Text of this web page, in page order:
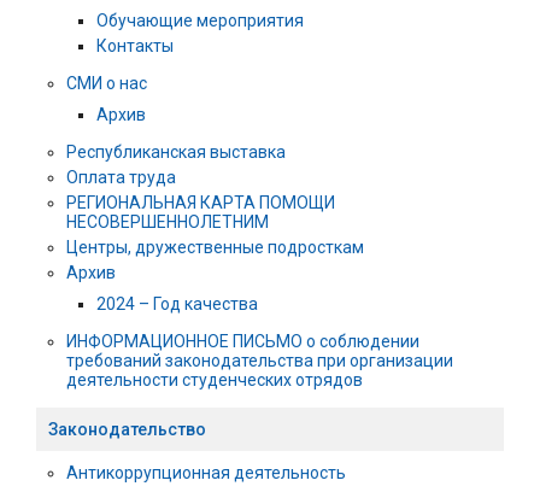
Обучающие мероприятия
Контакты
СМИ о нас
Архив
Республиканская выставка
Оплата труда
РЕГИОНАЛЬНАЯ КАРТА ПОМОЩИ
НЕСОВЕРШЕННОЛЕТНИМ
Центры, дружественные подросткам
Архив
2024 – Год качества
ИНФОРМАЦИОННОЕ ПИСЬМО о соблюдении
требований законодательства при организации
деятельности студенческих отрядов
Законодательство
Антикоррупционная деятельность